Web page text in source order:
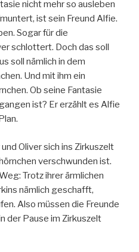
nicht mehr so ausleben
ist sein Freund Alfie.
Sogar für die
schlottert. Doch das soll
soll nämlich in dem
Und mit ihm ein
Ob seine Fantasie
ist? Er erzählt es Alfie
Oliver sich ins Zirkuszelt
verschwunden ist.
Trotz ihrer ärmlichen
nämlich geschafft,
Also müssen die Freunde
der Pause im Zirkuszelt